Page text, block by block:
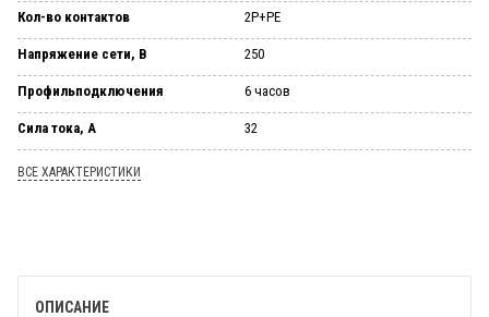
Кол-во контактов 2Р+РЕ
Напряжение сети, В 250
Профильподключения 6 часов
Сила тока, А 32
ВСЕ ХАРАКТЕРИСТИКИ
ОПИСАНИЕ